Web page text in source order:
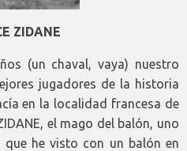
ZIDANE
(un chaval, vaya) nuestro
jugadores de la historia
en la localidad francesa de
el mago del balón, uno
he visto con un balón en